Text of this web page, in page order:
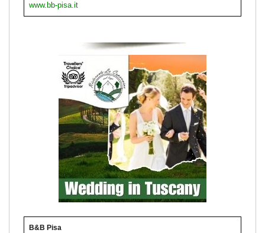
www.bb-pisa.it
B&B Pisa